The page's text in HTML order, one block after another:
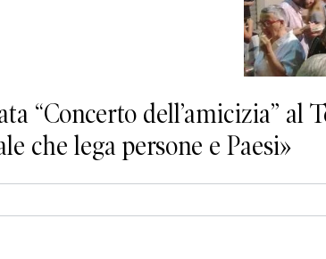
“Concerto dell’amicizia” al
che lega persone e Paesi»